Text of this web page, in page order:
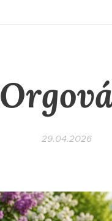
29.04.2026